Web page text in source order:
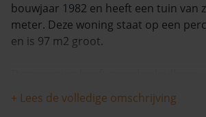
bouwjaar 1982 en heeft een tuin van
meter. Deze woning staat op een
en is 97 m2 groot.
koopsominformatie en is met meer
gestegen in de afgelopen 12
+ Lees de volledige omschrijving